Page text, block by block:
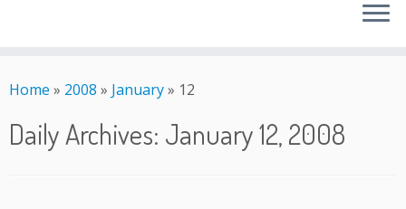
toHome » 2008 » January» 12
Daily Archives: January 12, 2008